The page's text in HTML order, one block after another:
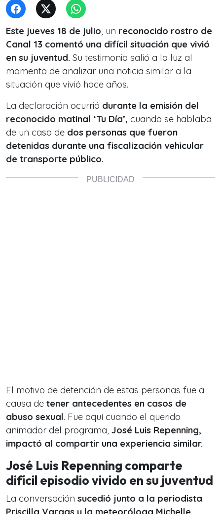
Este jueves 18 de julio, un reconocido rostro de
Canal 13 comentó una difícil situación que vivió
en su juventud. Su testimonio salió a la luz al
momento de analizar una noticia similar a la
situación que vivió hace años.
La declaración ocurrió durante la emisión del
reconocido matinal ‘Tu Día’, cuando se hablaba
de un caso de dos personas que fueron
detenidas durante una fiscalización vehicular
de transporte público.
El motivo de detención de estas personas fue a
causa de tener antecedentes en casos de
abuso sexual. Fue aquí cuando el querido
animador del programa, José Luis Repenning,
impactó al compartir una experiencia similar.
José Luis Repenning comparte
difícil episodio vivido en su juventud
La conversación sucedió junto a la periodista